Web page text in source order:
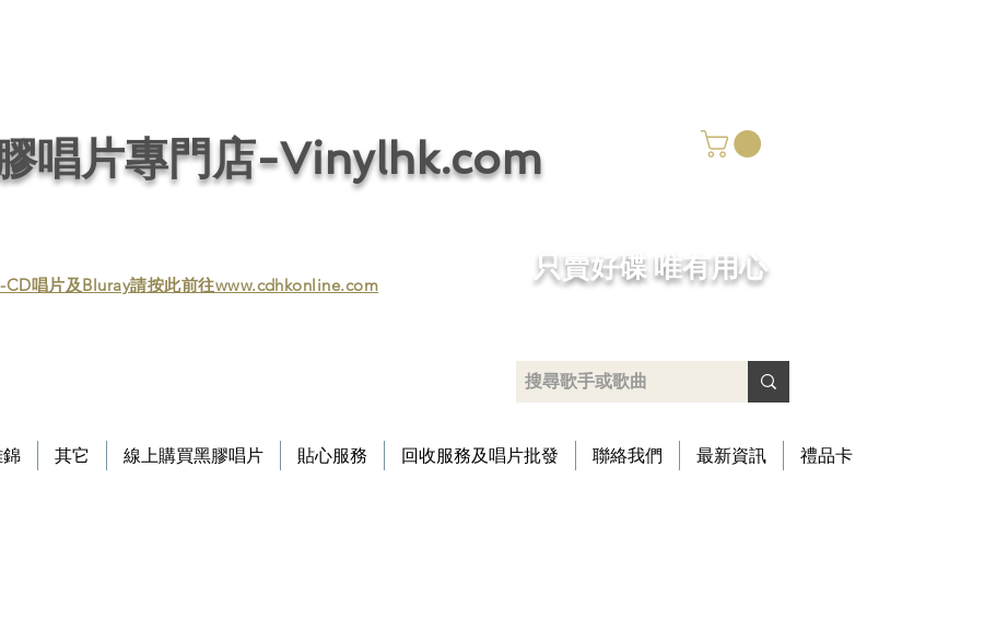
唱片專門店-Vinylhk.com
CD唱片及Bluray請按此前往www.cdhkonline.com ​只賣好碟 唯有用心
其它 線上購買黑膠唱片 貼心服務 回收服務及唱片批發 聯絡我們 最新資訊 禮品卡